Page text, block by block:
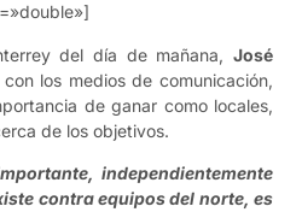
del día de mañana, José
los medios de comunicación,
de ganar como locales,
de los objetivos.
independientemente
contra equipos del norte, es